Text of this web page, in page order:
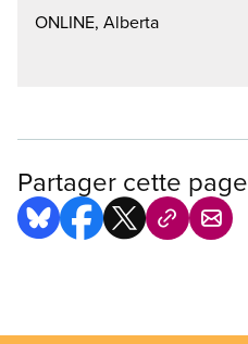
ONLINE, Alberta
Partager cette page